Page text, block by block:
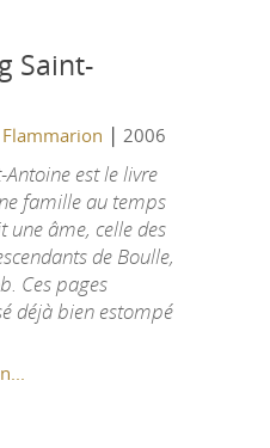
Saint-
Flammarion | 2006
est le livre
famille au temps
une âme, celle des
de Boulle,
Ces pages
déjà bien estompé